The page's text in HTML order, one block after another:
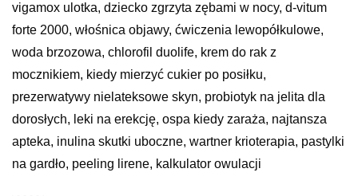
vigamox ulotka, dziecko zgrzyta zębami w nocy, d-vitum
forte 2000, włośnica objawy, ćwiczenia lewopółkulowe,
woda brzozowa, chlorofil duolife, krem do rak z
mocznikiem, kiedy mierzyć cukier po posiłku,
prezerwatywy nielateksowe skyn, probiotyk na jelita dla
dorosłych, leki na erekcję, ospa kiedy zaraża, najtansza
apteka, inulina skutki uboczne, wartner krioterapia, pastylki
na gardło, peeling lirene, kalkulator owulacji